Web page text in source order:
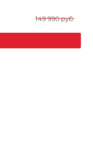
149 990 руб.